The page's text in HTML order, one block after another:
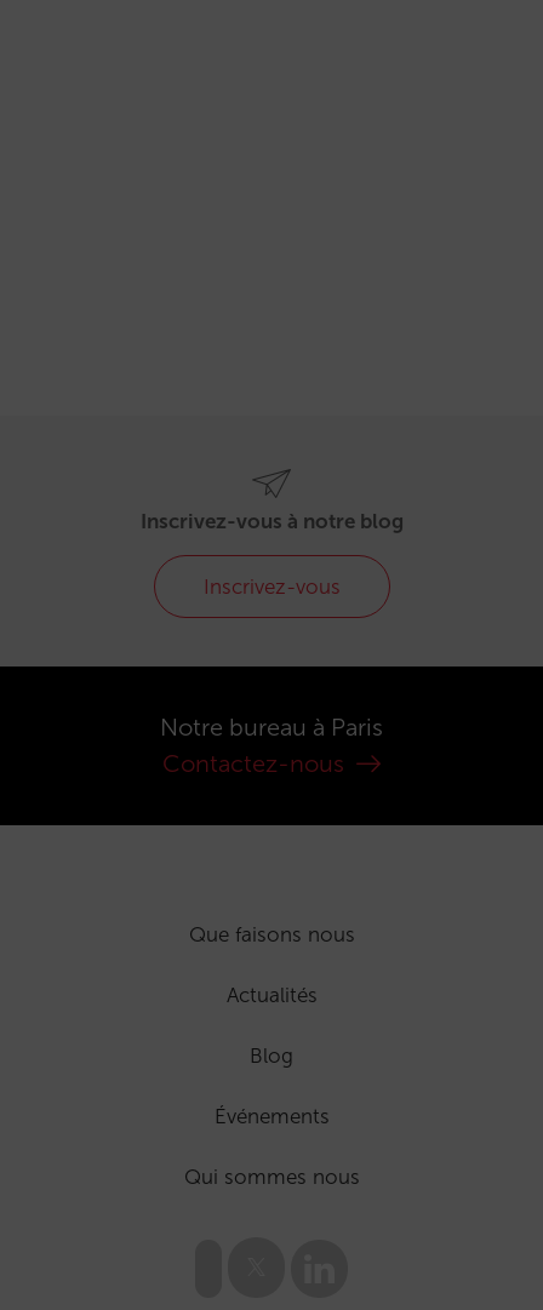
Inscrivez-vous à notre blog
Inscrivez-vous
Notre bureau à Paris
Contactez-nous
Que faisons nous
Actualités
Blog
Événements
Qui sommes nous